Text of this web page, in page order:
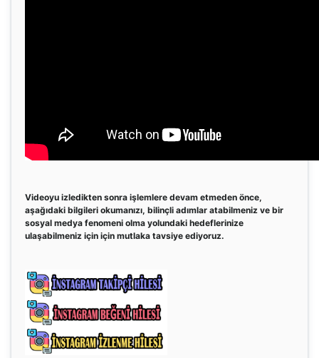
Videoyu izledikten sonra işlemlere devam etmeden önce,
aşağıdaki bilgileri okumanızı, bilinçli adımlar atabilmeniz ve bir
sosyal medya fenomeni olma yolundaki hedeflerinize
ulaşabilmeniz için için mutlaka tavsiye ediyoruz.